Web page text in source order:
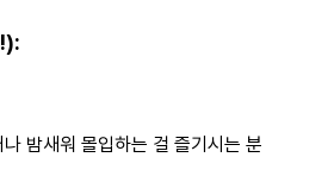
밤새워 몰입하는 걸 즐기시는 분